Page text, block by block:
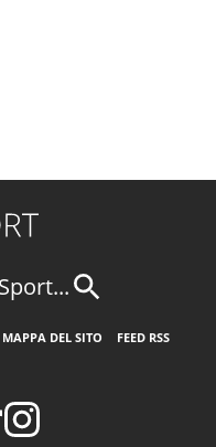
MAPPA DEL SITO
FEED RSS